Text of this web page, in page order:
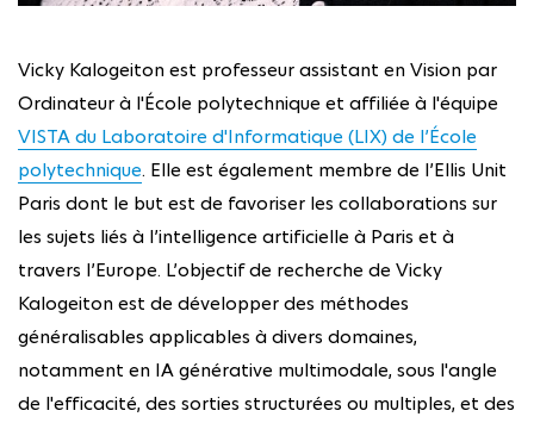
Vicky Kalogeiton est professeur assistant en Vision par
Ordinateur à l'École polytechnique et affiliée à l'équipe
VISTA du Laboratoire d'Informatique (LIX) de l’École
polytechnique. Elle est également membre de l’Ellis Unit
Paris dont le but est de favoriser les collaborations sur
les sujets liés à l’intelligence artificielle à Paris et à
travers l’Europe. L’objectif de recherche de Vicky
Kalogeiton est de développer des méthodes
généralisables applicables à divers domaines,
notamment en IA générative multimodale, sous l'angle
de l'efficacité, des sorties structurées ou multiples, et des